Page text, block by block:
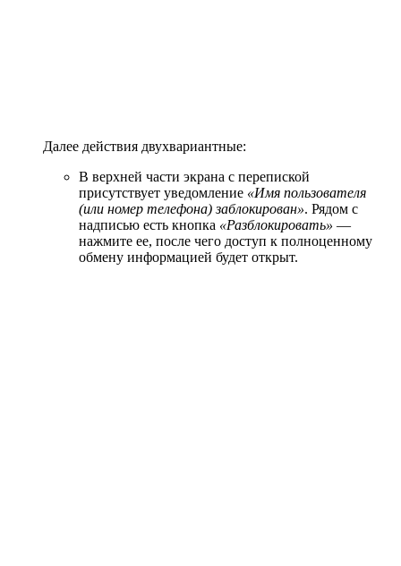
Далее действия двухвариантные:
В верхней части экрана с перепиской
присутствует уведомление «Имя пользователя
(или номер телефона) заблокирован». Рядом с
надписью есть кнопка «Разблокировать» —
нажмите ее, после чего доступ к полноценному
обмену информацией будет открыт.